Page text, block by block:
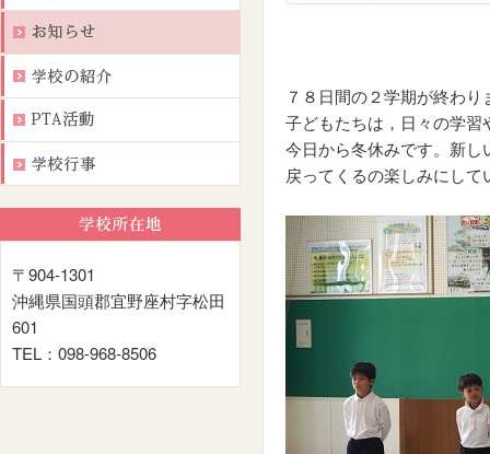
〒904-1301
沖縄県国頭郡宜野座村字松田
601
TEL：098-968-8506
７８日間の２学期が終わり
子どもたちは，日々の学
今日から冬休みです。新
戻ってくるの楽しみにして